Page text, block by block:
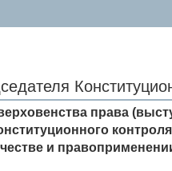
права
и